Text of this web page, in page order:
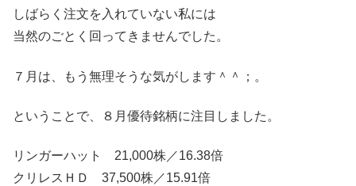
しばらく注文を入れていない私には
当然のごとく回ってきませんでした。
７月は、もう無理そうな気がします＾＾；。
ということで、８月優待銘柄に注目しました。
リンガーハット 21,000株／16.38倍
クリレスＨＤ 37,500株／15.91倍